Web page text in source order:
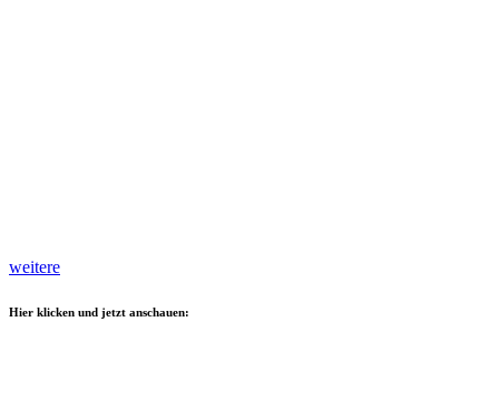
weitere
Hier klicken und jetzt anschauen: